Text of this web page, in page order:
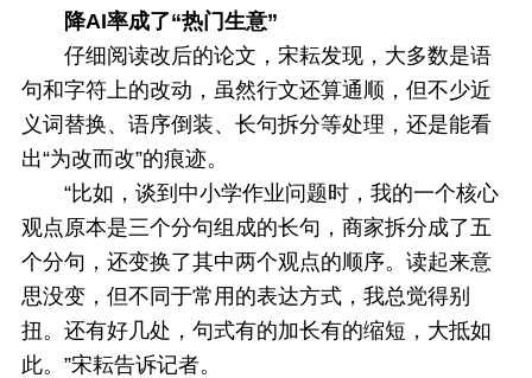
降AI率成了“热门生意”
仔细阅读改后的论文，宋耘发现，大多数是语
句和字符上的改动，虽然行文还算通顺，但不少近
义词替换、语序倒装、长句拆分等处理，还是能看
出“为改而改”的痕迹。
“比如，谈到中小学作业问题时，我的一个核心
观点原本是三个分句组成的长句，商家拆分成了五
个分句，还变换了其中两个观点的顺序。读起来意
思没变，但不同于常用的表达方式，我总觉得别
扭。还有好几处，句式有的加长有的缩短，大抵如
此。”宋耘告诉记者。